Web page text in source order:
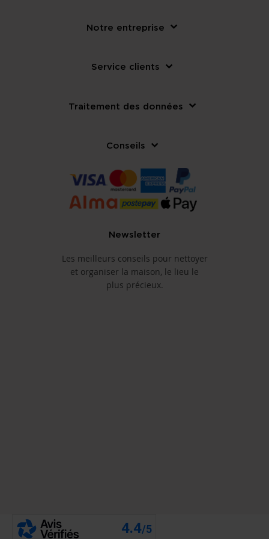
Notre entreprise
Service clients
Traitement des données
Conseils
Newsletter
Les meilleurs conseils pour nettoyer
et organiser la maison, le lieu le
plus précieux.